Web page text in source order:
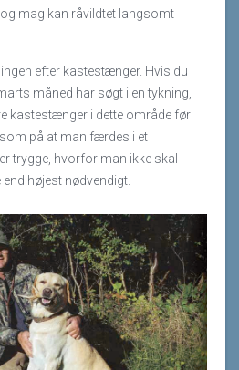
mag kan råvildtet langsomt
efter kastestænger. Hvis du
måned har søgt i en tykning,
kastestænger i dette område før
på at man færdes i et
trygge, hvorfor man ikke skal
højest nødvendigt.